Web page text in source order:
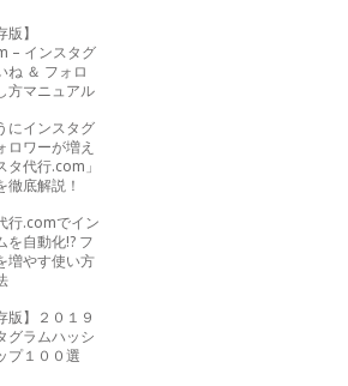
版】
– インスタグ
ね ＆ フォロ
方マニュアル
にインスタグ
ロワーが増え
タ代行.com」
徹底解説！
行.comでイン
を自動化!? フ
増やす使い方
版】２０１９
グラムハッシ
プ１００選